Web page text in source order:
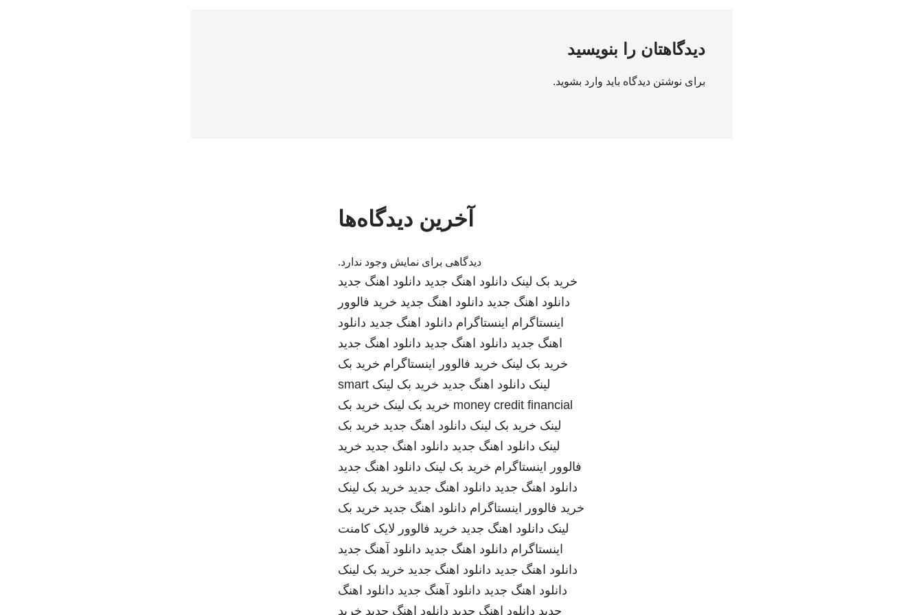
دیدگاهتان را بنویسید
برای نوشتن دیدگاه باید وارد بشوید.
آخرین دیدگاه‌ها
دیدگاهی برای نمایش وجود ندارد.
خرید بک لینک دانلود اهنگ جدید دانلود اهنگ جدید
دانلود اهنگ جدید دانلود اهنگ جدید خرید فالوور
اینستاگرام اینستاگرام دانلود اهنگ جدید دانلود
اهنگ جدید دانلود اهنگ جدید دانلود اهنگ جدید
خرید بک لینک خرید فالوور اینستاگرام خرید بک
لینک دانلود اهنگ جدید خرید بک لینک smart
money credit financial خرید بک لینک خرید بک
لینک خرید بک لینک دانلود اهنگ جدید خرید بک
لینک دانلود اهنگ جدید دانلود اهنگ جدید خرید
فالوور اینستاگرام خرید بک لینک دانلود اهنگ جدید
دانلود اهنگ جدید دانلود اهنگ جدید خرید بک لینک
خرید فالوور اینستاگرام دانلود اهنگ جدید خرید بک
لینک دانلود اهنگ جدید خرید فالوور لایک کامنت
اینستاگرام دانلود اهنگ جدید دانلود آهنگ جدید
دانلود اهنگ جدید دانلود اهنگ جدید خرید بک لینک
دانلود اهنگ جدید دانلود آهنگ جدید دانلود اهنگ
جدید دانلود اهنگ جدید دانلود اهنگ جدید خرید